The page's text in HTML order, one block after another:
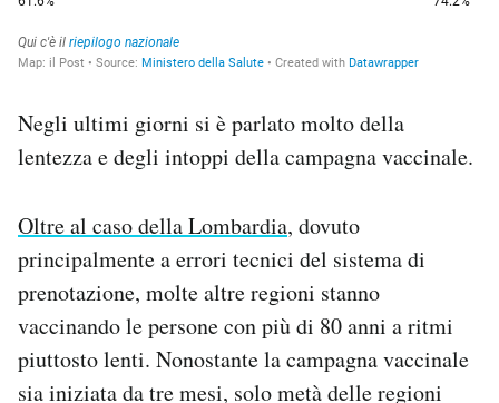
Negli ultimi giorni si è parlato molto della
lentezza e degli intoppi della campagna vaccinale.
Oltre al caso della Lombardia, dovuto
principalmente a errori tecnici del sistema di
prenotazione, molte altre regioni stanno
vaccinando le persone con più di 80 anni a ritmi
piuttosto lenti. Nonostante la campagna vaccinale
sia iniziata da tre mesi, solo metà delle regioni